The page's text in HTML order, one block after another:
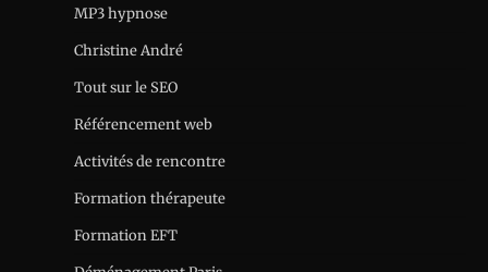
MP3 hypnose
Christine André
Tout sur le SEO
Référencement web
Activités de rencontre
Formation thérapeute
Formation EFT